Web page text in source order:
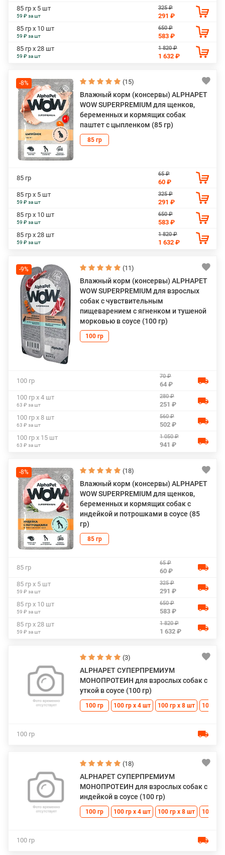
85 гр х 5 шт
59 ₽ за шт
325 ₽
291 ₽
85 гр х 10 шт
59 ₽ за шт
650 ₽
583 ₽
85 гр х 28 шт
59 ₽ за шт
1 820 ₽
1 632 ₽
-8% (15)
Влажный корм (консервы) ALPHAPET
WOW SUPERPREMIUM для щенков,
беременных и кормящих собак
паштет с цыпленком (85 гр)
85 гр
85 гр
65 ₽
60 ₽
85 гр х 5 шт
59 ₽ за шт
325 ₽
291 ₽
85 гр х 10 шт
59 ₽ за шт
650 ₽
583 ₽
85 гр х 28 шт
59 ₽ за шт
1 820 ₽
1 632 ₽
-9% (11)
Влажный корм (консервы) ALPHAPET
WOW SUPERPREMIUM для взрослых
собак с чувствительным
пищеварением с ягненком и тушеной
морковью в соусе (100 гр)
100 гр
100 гр
70 ₽
64 ₽
100 гр х 4 шт
63 ₽ за шт
280 ₽
251 ₽
100 гр х 8 шт
63 ₽ за шт
560 ₽
502 ₽
100 гр х 15 шт
63 ₽ за шт
1 050 ₽
941 ₽
-8% (18)
Влажный корм (консервы) ALPHAPET
WOW SUPERPREMIUM для щенков,
беременных и кормящих собак с
индейкой и потрошками в соусе (85
гр)
85 гр
85 гр
65 ₽
60 ₽
85 гр х 5 шт
59 ₽ за шт
325 ₽
291 ₽
85 гр х 10 шт
59 ₽ за шт
650 ₽
583 ₽
85 гр х 28 шт
59 ₽ за шт
1 820 ₽
1 632 ₽
(3)
ALPHAPET СУПЕРПРЕМИУМ
МОНОПРОТЕИН для взрослых собак с
уткой в соусе (100 гр)
100 гр 100 гр х 4 шт 100 гр х 8 шт 100 гр
100 гр
(18)
ALPHAPET СУПЕРПРЕМИУМ
МОНОПРОТЕИН для взрослых собак с
индейкой в соусе (100 гр)
100 гр 100 гр х 4 шт 100 гр х 8 шт 100 гр
100 гр